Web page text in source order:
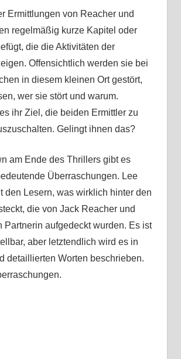
Ermittlungen von Reacher und
regelmäßig kurze Kapitel oder
die die Aktivitäten der
Offensichtlich werden sie bei
in diesem kleinen Ort gestört,
wer sie stört und warum.
ihr Ziel, die beiden Ermittler zu
Gelingt ihnen das?
am Ende des Thrillers gibt es
Überraschungen. Lee
den Lesern, was wirklich hinter den
die von Jack Reacher und
Partnerin aufgedeckt wurden. Es ist
aber letztendlich wird es in
detaillierten Worten beschrieben.